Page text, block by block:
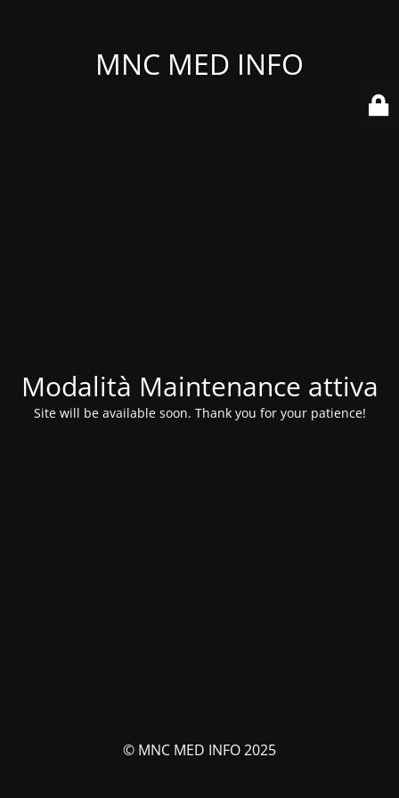
MNC MED INFO
Modalità Maintenance attiva
Site will be available soon. Thank you for your patience!
© MNC MED INFO 2025